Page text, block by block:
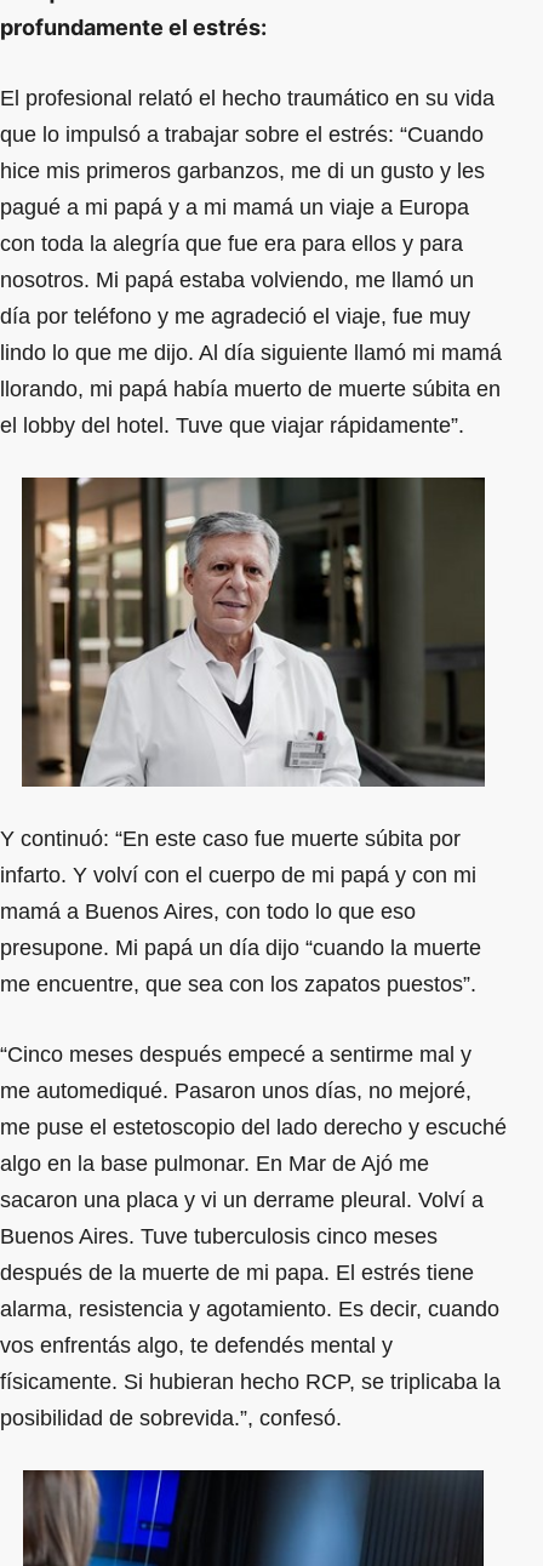
profundamente el estrés:
El profesional relató el hecho traumático en su vida
que lo impulsó a trabajar sobre el estrés: “Cuando
hice mis primeros garbanzos, me di un gusto y les
pagué a mi papá y a mi mamá un viaje a Europa
con toda la alegría que fue era para ellos y para
nosotros. Mi papá estaba volviendo, me llamó un
día por teléfono y me agradeció el viaje, fue muy
lindo lo que me dijo. Al día siguiente llamó mi mamá
llorando, mi papá había muerto de muerte súbita en
el lobby del hotel. Tuve que viajar rápidamente”.
Y continuó: “En este caso fue muerte súbita por
infarto. Y volví con el cuerpo de mi papá y con mi
mamá a Buenos Aires, con todo lo que eso
presupone. Mi papá un día dijo “cuando la muerte
me encuentre, que sea con los zapatos puestos”.
“Cinco meses después empecé a sentirme mal y
me automediqué. Pasaron unos días, no mejoré,
me puse el estetoscopio del lado derecho y escuché
algo en la base pulmonar. En Mar de Ajó me
sacaron una placa y vi un derrame pleural. Volví a
Buenos Aires. Tuve tuberculosis cinco meses
después de la muerte de mi papa. El estrés tiene
alarma, resistencia y agotamiento. Es decir, cuando
vos enfrentás algo, te defendés mental y
físicamente. Si hubieran hecho RCP, se triplicaba la
posibilidad de sobrevida.”, confesó.